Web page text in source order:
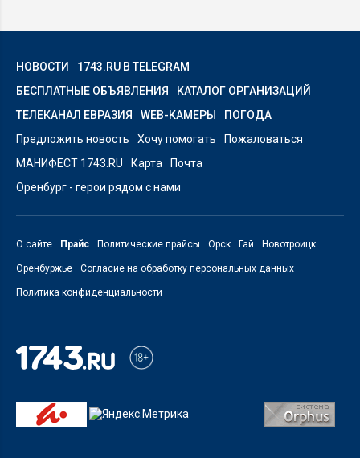
НОВОСТИ
1743.RU В TELEGRAM
БЕСПЛАТНЫЕ ОБЪЯВЛЕНИЯ
КАТАЛОГ ОРГАНИЗАЦИЙ
ТЕЛЕКАНАЛ ЕВРАЗИЯ
WEB-КАМЕРЫ
ПОГОДА
Предложить новость
Хочу помогать
Пожаловаться
МАНИФЕСТ 1743.RU
Карта
Почта
Оренбург - герои рядом с нами
О сайте Прайс Политические прайсы Орск Гай Новотроицк
Оренбуржье Согласие на обработку персональных данных
Политика конфиденциальности